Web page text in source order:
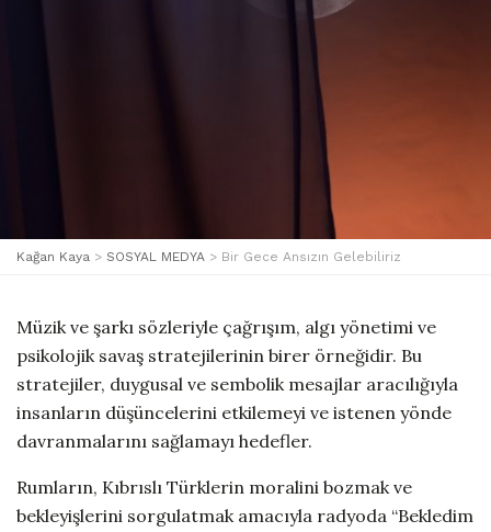
Kağan Kaya > SOSYAL MEDYA > Bir Gece Ansızın Gelebiliriz
Müzik ve şarkı sözleriyle çağrışım, algı yönetimi ve
psikolojik savaş stratejilerinin birer örneğidir. Bu
stratejiler, duygusal ve sembolik mesajlar aracılığıyla
insanların düşüncelerini etkilemeyi ve istenen yönde
davranmalarını sağlamayı hedefler.
Rumların, Kıbrıslı Türklerin moralini bozmak ve
bekleyişlerini sorgulatmak amacıyla radyoda “Bekledim